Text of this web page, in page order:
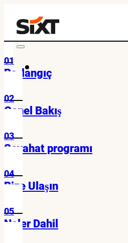
01
Başlangıç
02
Genel Bakış
03
Seyahat programı
04
Bize Ulaşın
05
Neler Dahil